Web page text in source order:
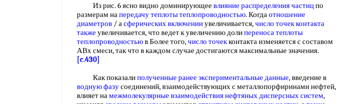
Из рис. 6 ясно видно доминирующее влияние распределения частицпо
размерам напередачу теплоты теплопроводностью. Когдаотношение
диаметров / асферических включенииувеличивается,число точекконтакта
также увеличивается, что ведет к увеличению долипереноса теплоты
теплопроводностьюв Более того,число точекконтакта изменяется с составом
АВх смеси, так что в каждом случае достигаются максимальные значения.
[c.430]
Как показалиполученные ранее экспериментальные данные, введение в
водную фазусоединений, взаимодействующих с металлопорфиринами нефтей,
влияет намежмолекулярные взаимодействия нефтяныхдисперсных систем,